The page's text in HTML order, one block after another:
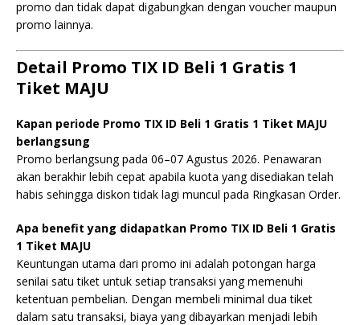
promo dan tidak dapat digabungkan dengan voucher maupun
promo lainnya.
Detail Promo TIX ID Beli 1 Gratis 1
Tiket MAJU
Kapan periode Promo TIX ID Beli 1 Gratis 1 Tiket MAJU
berlangsung
Promo berlangsung pada 06–07 Agustus 2026. Penawaran
akan berakhir lebih cepat apabila kuota yang disediakan telah
habis sehingga diskon tidak lagi muncul pada Ringkasan Order.
Apa benefit yang didapatkan Promo TIX ID Beli 1 Gratis
1 Tiket MAJU
Keuntungan utama dari promo ini adalah potongan harga
senilai satu tiket untuk setiap transaksi yang memenuhi
ketentuan pembelian. Dengan membeli minimal dua tiket
dalam satu transaksi, biaya yang dibayarkan menjadi lebih